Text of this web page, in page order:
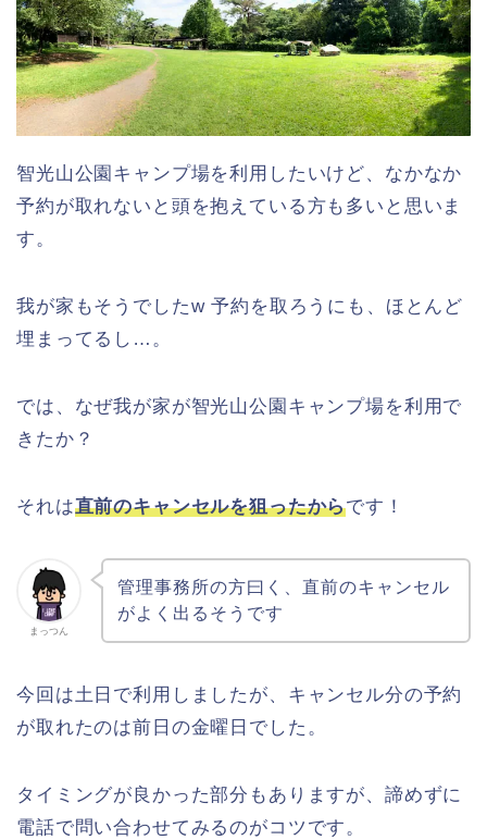
智光山公園キャンプ場を利用したいけど、なかなか
予約が取れないと頭を抱えている方も多いと思いま
す。
我が家もそうでしたw 予約を取ろうにも、ほとんど
埋まってるし…。
では、なぜ我が家が智光山公園キャンプ場を利用で
きたか？
それは直前のキャンセルを狙ったからです！
まっつん
管理事務所の方曰く、直前のキャンセル
がよく出るそうです
今回は土日で利用しましたが、キャンセル分の予約
が取れたのは前日の金曜日でした。
タイミングが良かった部分もありますが、諦めずに
電話で問い合わせてみるのがコツです。